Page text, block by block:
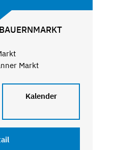
Markt
Kalender